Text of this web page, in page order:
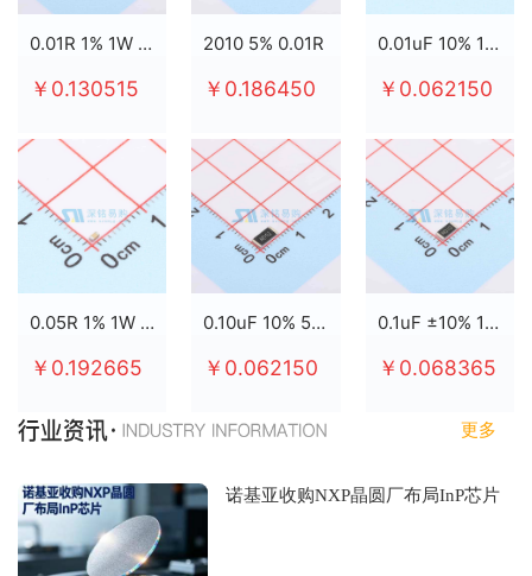
0.01R 1% 1W 2512
￥0.130515
2010 5% 0.01R
￥0.186450
0.01uF 10% 100V X7R 0603
￥0.062150
0.05R 1% 1W 2512
￥0.192665
0.10uF 10% 50V X7R 0805
￥0.062150
0.1uF ±10% 100V X7R 0805
￥0.068365
更多
诺基亚收购NXP晶圆厂布局InP芯片